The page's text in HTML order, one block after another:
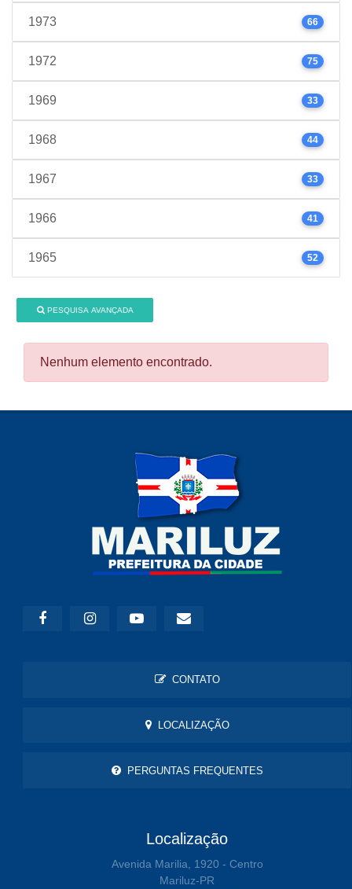
1973 66
1972 75
1969 33
1968 44
1967 33
1966 41
1965 52
PESQUISA AVANÇADA
Nenhum elemento encontrado.
CONTATO
LOCALIZAÇÃO
PERGUNTAS FREQUENTES
Localização
Avenida Marilia, 1920 - Centro
Mariluz-PR